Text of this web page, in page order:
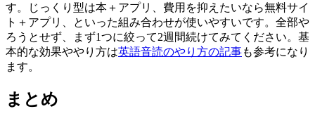
す。じっくり型は本＋アプリ、費用を抑えたいなら無料サイ
ト＋アプリ、といった組み合わせが使いやすいです。全部や
ろうとせず、まず1つに絞って2週間続けてみてください。基
本的な効果ややり方は英語音読のやり方の記事も参考になり
ます。
まとめ